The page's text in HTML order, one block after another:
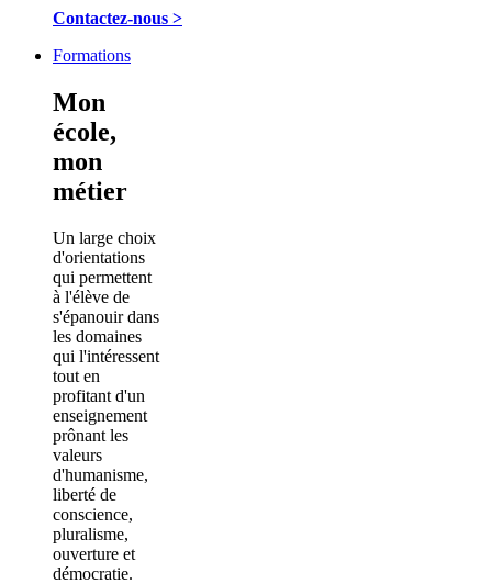
Contactez-nous >
Formations
Mon
école,
mon
métier
Un large choix
d'orientations
qui permettent
à l'élève de
s'épanouir dans
les domaines
qui l'intéressent
tout en
profitant d'un
enseignement
prônant les
valeurs
d'humanisme,
liberté de
conscience,
pluralisme,
ouverture et
démocratie.